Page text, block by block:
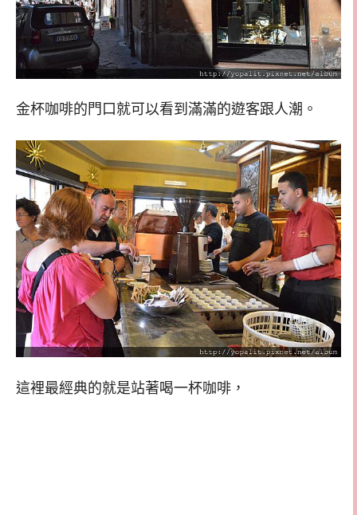
金杯咖啡的門口就可以看到滿滿的遊客跟人潮。
這裡最經典的就是站著喝一杯咖啡，